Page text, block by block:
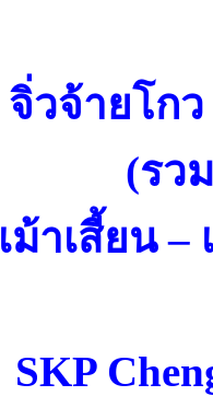
จิ่วจ้ายโก
(รว
เม้าเสี้ยน
SKP